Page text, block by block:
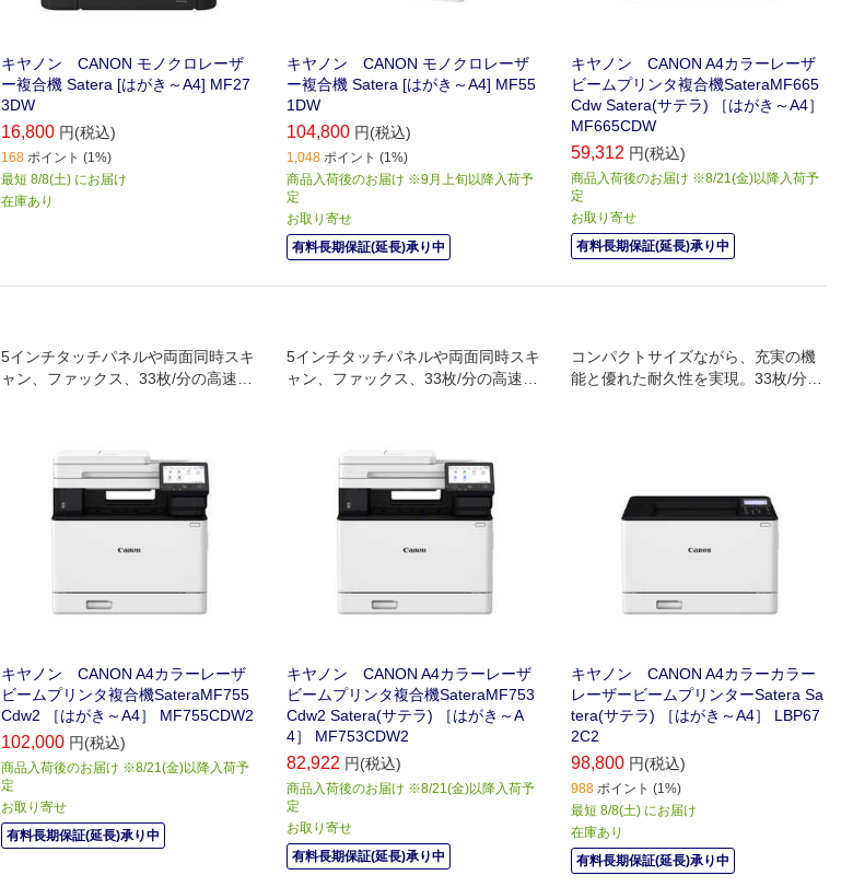
キヤノン CANON モノクロレーザ
ー複合機 Satera [はがき～A4] MF27
3DW
16,800 円(税込)
168 ポイント (1%)
最短 8/8(土) にお届け
在庫あり
キヤノン CANON モノクロレーザ
ー複合機 Satera [はがき～A4] MF55
1DW
104,800 円(税込)
1,048 ポイント (1%)
商品入荷後のお届け ※9月上旬以降入荷予
定
お取り寄せ
有料長期保証(延長)承り中
キヤノン CANON A4カラーレーザ
ビームプリンタ複合機SateraMF665
Cdw Satera(サテラ) ［はがき～A4］
MF665CDW
59,312 円(税込)
商品入荷後のお届け ※8/21(金)以降入荷予
定
お取り寄せ
有料長期保証(延長)承り中
5インチタッチパネルや両面同時スキ
ャン、ファックス、33枚/分の高速プ
キヤノン CANON A4カラーレーザ
ビームプリンタ複合機SateraMF755
Cdw2 ［はがき～A4］ MF755CDW2
102,000 円(税込)
商品入荷後のお届け ※8/21(金)以降入荷予
定
お取り寄せ
有料長期保証(延長)承り中
5インチタッチパネルや両面同時スキ
ャン、ファックス、33枚/分の高速プ
キヤノン CANON A4カラーレーザ
ビームプリンタ複合機SateraMF753
Cdw2 Satera(サテラ) ［はがき～A
4］ MF753CDW2
82,922 円(税込)
商品入荷後のお届け ※8/21(金)以降入荷予
定
お取り寄せ
有料長期保証(延長)承り中
コンパクトサイズながら、充実の機
能と優れた耐久性を実現。33枚/分の
キヤノン CANON A4カラーカラー
レーザービームプリンターSatera Sa
tera(サテラ) ［はがき～A4］ LBP67
2C2
98,800 円(税込)
988 ポイント (1%)
最短 8/8(土) にお届け
在庫あり
有料長期保証(延長)承り中